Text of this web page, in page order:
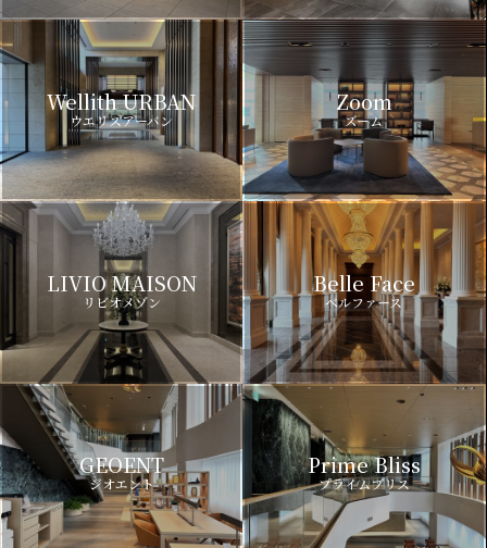
Wellith URBAN
ウエリスアーバン
Zoom
ズーム
LIVIO MAISON
リビオメゾン
Belle Face
ベルファース
GEOENT
ジオエント
Prime Bliss
プライムブリス